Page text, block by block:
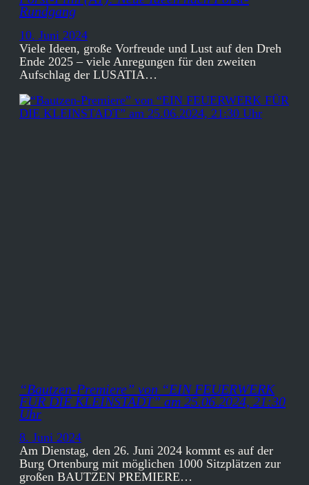
Rundgang
10. Juni 2024
Viele Ideen, große Vorfreude und Lust auf den Dreh
Ende 2025 – viele Anregungen für den zweiten
Aufschlag der LUSATIA…
“Bautzen-Premiere” von “EIN FEUERWERK
FÜR DIE KLEINSTADT” am 25.06.2024, 21:30
Uhr
8. Juni 2024
Am Dienstag, den 26. Juni 2024 kommt es auf der
Burg Ortenburg mit möglichen 1000 Sitzplätzen zur
großen BAUTZEN PREMIERE…